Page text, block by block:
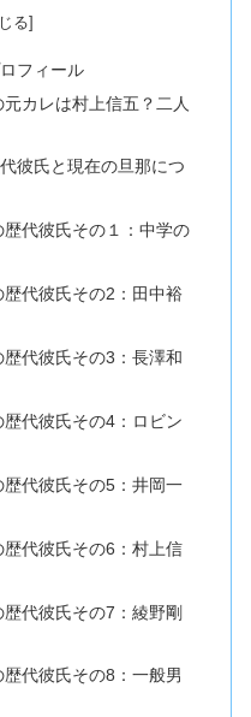
フィール
カレは村上信五？二人
彼氏と現在の旦那につ
代彼氏その１：中学の
代彼氏その2：田中裕
代彼氏その3：長澤和
代彼氏その4：ロビン
代彼氏その5：井岡一
代彼氏その6：村上信
代彼氏その7：綾野剛
代彼氏その8：一般男